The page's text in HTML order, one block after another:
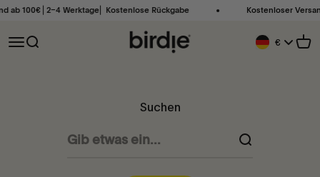
Zum Inhalt springen
ab 100€ ⎜2–4 Werktage⎜ Kostenlose Rückgabe Kostenloser
Navigationsmenü öffnen
Suche öffnen Birdie Scandinavia ApS
Geolocation
€
Suchen